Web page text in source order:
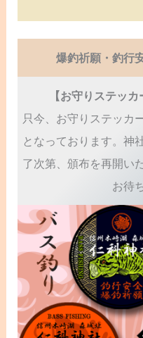
爆釣祈願・釣行
【お守りステッ
只今、お守りステッカ
となっております。神
了次第、頒布を再開い
お待